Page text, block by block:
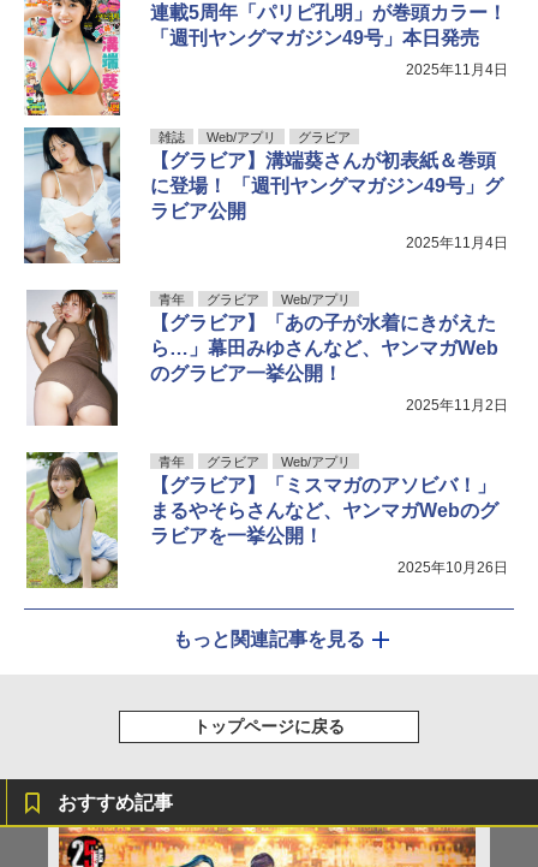
連載5周年「パリピ孔明」が巻頭カラー！
「週刊ヤングマガジン49号」本日発売
2025年11月4日
雑誌 Web/アプリ グラビア
【グラビア】溝端葵さんが初表紙＆巻頭
に登場！ 「週刊ヤングマガジン49号」グ
ラビア公開
2025年11月4日
青年 グラビア Web/アプリ
【グラビア】「あの子が水着にきがえた
ら…」幕田みゆさんなど、ヤンマガWeb
のグラビア一挙公開！
2025年11月2日
青年 グラビア Web/アプリ
【グラビア】「ミスマガのアソビバ！」
まるやそらさんなど、ヤンマガWebのグ
ラビアを一挙公開！
2025年10月26日
もっと関連記事を見る
トップページに戻る
おすすめ記事